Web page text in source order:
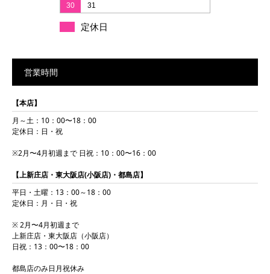
30
31
定休日
営業時間
【本店】
月～土：10：00〜18：00
定休日：日・祝
※2月〜4月初週まで 日祝：10：00〜16：00
【上新庄店・東大阪店(小阪店)・都島店】
平日・土曜：13：00～18：00
定休日：月・日・祝
※ 2月〜4月初週まで
上新庄店・東大阪店（小阪店）
日祝：13：00〜18：00
都島店のみ日月祝休み